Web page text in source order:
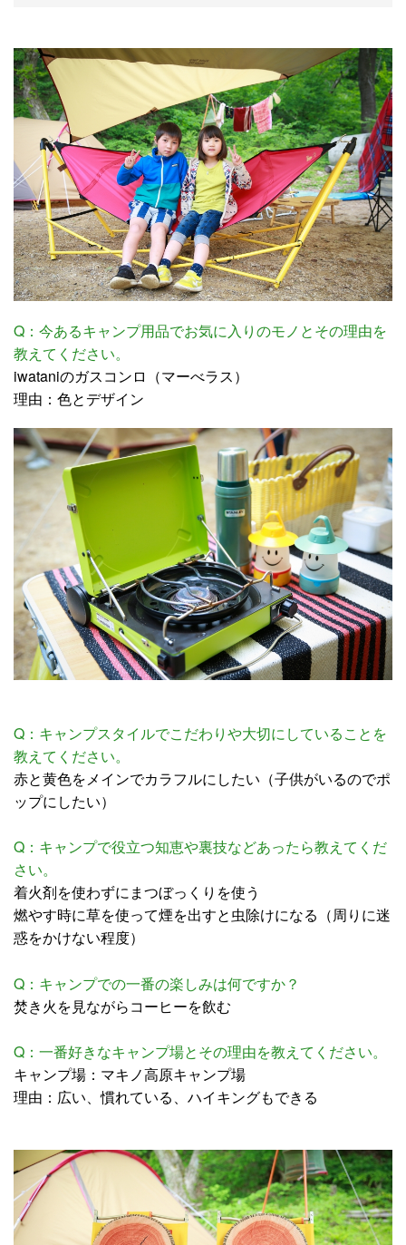
Q：今あるキャンプ用品でお気に入りのモノとその理由を
教えてください。
iwataniのガスコンロ（マーべラス）
理由：色とデザイン
Q：キャンプスタイルでこだわりや大切にしていることを
教えてください。
赤と黄色をメインでカラフルにしたい（子供がいるのでポ
ップにしたい）
Q：キャンプで役立つ知恵や裏技などあったら教えてくだ
さい。
着火剤を使わずにまつぼっくりを使う
燃やす時に草を使って煙を出すと虫除けになる（周りに迷
惑をかけない程度）
Q：キャンプでの一番の楽しみは何ですか？
焚き火を見ながらコーヒーを飲む
Q：一番好きなキャンプ場とその理由を教えてください。
キャンプ場：マキノ高原キャンプ場
理由：広い、慣れている、ハイキングもできる